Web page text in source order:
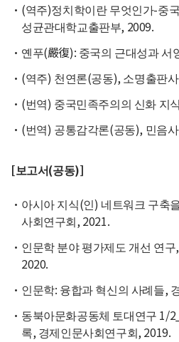
(역주)정치학이란 무엇인가-중
성균관대학교출판부, 2009.
옌푸(嚴復): 중국의 근대성과 서
(역주) 천연론(공동), 소명출판
(번역) 중국민족주의의 신화 지
(번역) 공통감각론(공동), 민음
[보고서(공동)]
아시아 지식(인) 네트워크 구축
사회연구회, 2021.
인문학 분야 평가제도 개선 연
2020.
인문학: 융합과 혁신의 사례들,
동북아문화공동체 토대연구 1/
록, 경제인문사회연구회, 2019.